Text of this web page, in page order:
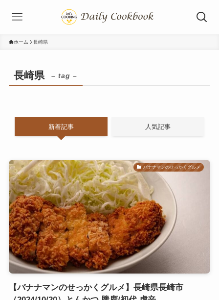
ホーム 長崎県
長崎県 – tag –
新着記事 人気記事
バナナマンのせっかくグルメ
【バナナマンのせっかくグルメ】長崎県長崎市